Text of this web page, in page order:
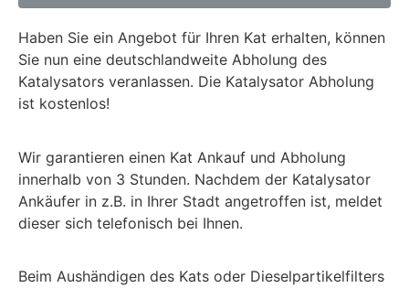
Haben Sie ein Angebot für Ihren Kat erhalten, können
Sie nun eine deutschlandweite Abholung des
Katalysators veranlassen. Die Katalysator Abholung
ist kostenlos!
Wir garantieren einen Kat Ankauf und Abholung
innerhalb von 3 Stunden. Nachdem der Katalysator
Ankäufer in z.B. in Ihrer Stadt angetroffen ist, meldet
dieser sich telefonisch bei Ihnen.
Beim Aushändigen des Kats oder Dieselpartikelfilters